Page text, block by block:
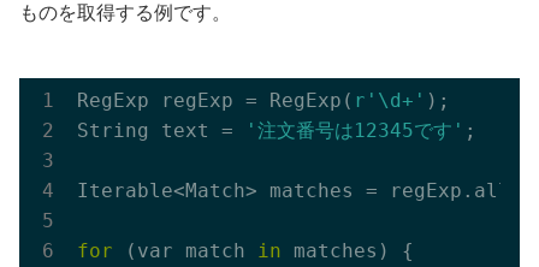
ものを取得する例です。
RegExp regExp = RegExp( r'\d+' );
String text =
'注文番号は12345です' ;
Iterable<Match> matches =
for (var match in matches) {